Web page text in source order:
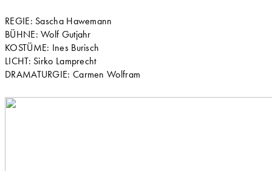
REGIE: Sascha Hawemann
BÜHNE: Wolf Gutjahr
KOSTÜME: Ines Burisch
LICHT: Sirko Lamprecht
DRAMATURGIE: Carmen Wolfram